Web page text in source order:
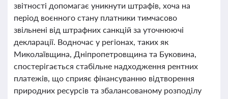
звітності допомагає уникнути штрафів, хоча на
період воєнного стану платники тимчасово
звільнені від штрафних санкцій за уточнюючі
декларації. Водночас у регіонах, таких як
Миколаївщина, Дніпропетровщина та Буковина,
спостерігається стабільне надходження рентних
платежів, що сприяє фінансуванню відтворення
природних ресурсів та збалансованому розподілу